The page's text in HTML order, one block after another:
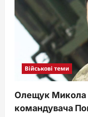
Військові теми
Олещук Микола
командувача